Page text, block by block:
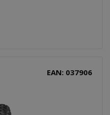
EAN: 037906